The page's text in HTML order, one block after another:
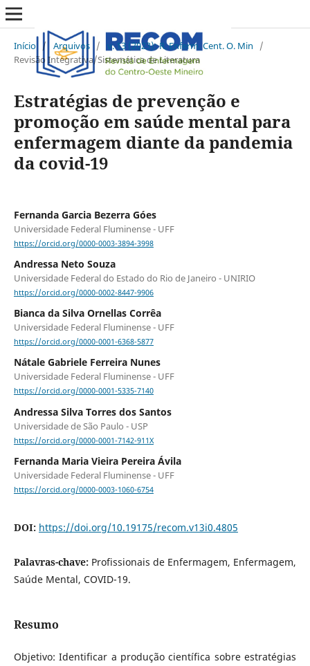
Início / Arquivos / v. 13 (2023): R. Enferm. Cent. O. Min
/
Revisão Integrativa/Sistemática de Literatura
Estratégias de prevenção e
promoção em saúde mental para
enfermagem diante da pandemia
da covid-19
Fernanda Garcia Bezerra Góes
Universidade Federal Fluminense - UFF
https://orcid.org/0000-0003-3894-3998
Andressa Neto Souza
Universidade Federal do Estado do Rio de Janeiro - UNIRIO
https://orcid.org/0000-0002-8447-9906
Bianca da Silva Ornellas Corrêa
Universidade Federal Fluminense - UFF
https://orcid.org/0000-0001-6368-5877
Nátale Gabriele Ferreira Nunes
Universidade Federal Fluminense - UFF
https://orcid.org/0000-0001-5335-7140
Andressa Silva Torres dos Santos
Universidade de São Paulo - USP
https://orcid.org/0000-0001-7142-911X
Fernanda Maria Vieira Pereira Ávila
Universidade Federal Fluminense - UFF
https://orcid.org/0000-0003-1060-6754
DOI: https://doi.org/10.19175/recom.v13i0.4805
Palavras-chave: Profissionais de Enfermagem, Enfermagem,
Saúde Mental, COVID-19.
Resumo
Objetivo: Identificar a produção científica sobre estratégias